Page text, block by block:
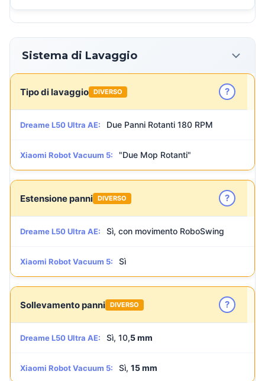
Sistema di Lavaggio
Tipo di lavaggio DIVERSO ?
Dreame L50 Ultra AE: Due Panni Rotanti 180 RPM
Xiaomi Robot Vacuum 5: "Due Mop Rotanti"
Estensione panni DIVERSO ?
Dreame L50 Ultra AE: Sì, con movimento RoboSwing
Xiaomi Robot Vacuum 5: Sì
Sollevamento panni DIVERSO ?
Dreame L50 Ultra AE: Sì, 10,5 mm
Xiaomi Robot Vacuum 5: Sì, 15 mm